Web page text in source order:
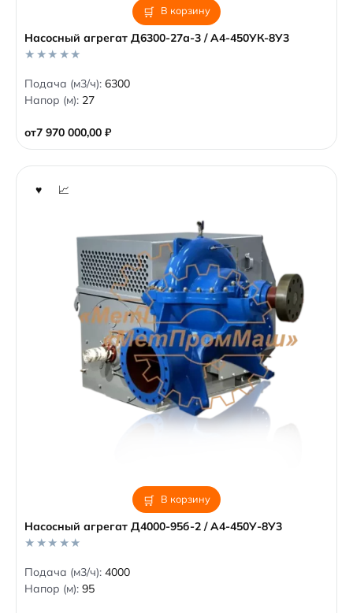
В корзину
Насосный агрегат Д6300-27а-3 / А4-450УК-8У3
от7 970 000,00 ₽
0
o
u
f
5
Подача (м3/ч): 6300
Напор (м): 27
В корзину
Насосный агрегат Д4000-95б-2 / А4-450У-8У3
0
o
u
Подача (м3/ч): 4000
Напор (м): 95